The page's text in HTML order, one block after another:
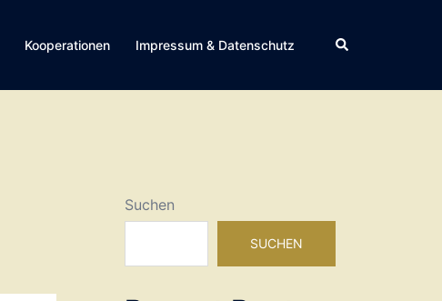
Kooperationen Impressum & Datenschutz Suche
Suchen
SUCHEN